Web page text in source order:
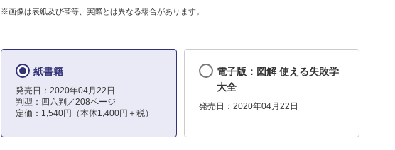
※画像は表紙及び帯等、実際とは異なる場合があります。
紙書籍
発売日：2020年04月22日
判型：四六判／208ページ
定価：1,540円（本体1,400円＋税）
電子版：図解 使える失敗学
大全
発売日：2020年04月22日